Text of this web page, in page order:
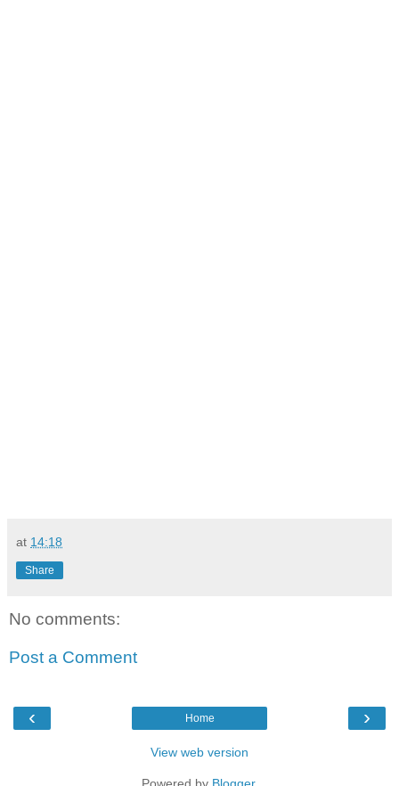
at 14:18
Share
No comments:
Post a Comment
‹ ›
Home
View web version